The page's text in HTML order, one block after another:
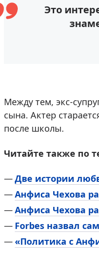
Это
Между тем, экс-
сына. Актер
после школы.
Читайте также по
Две истории
Анфиса Чехова
Анфиса Чехова
Forbes назвал
«Политика с